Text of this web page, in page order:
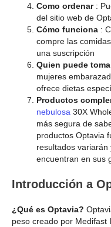
Como ordenar:
del sitio web de
Cómo funciona :
compre las
una suscripción
Quien puede
mujeres
ofrece dietas
Productos
nebulosa 30X
más segura de
productos Optavia
resultados
encuentran en sus
Introducción a
¿Qué es Optavia?
peso creado por Medifast